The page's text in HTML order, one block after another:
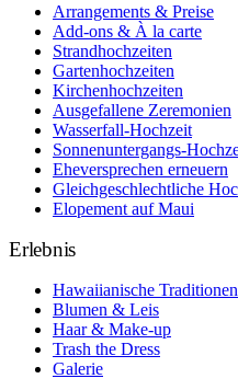
Arrangements & Preise
Add-ons & À la carte
Strandhochzeiten
Gartenhochzeiten
Kirchenhochzeiten
Ausgefallene Zeremonien
Wasserfall-Hochzeit
Sonnenuntergangs-
Eheversprechen erneuern
Gleichgeschlechtliche
Elopement auf Maui
Erlebnis
Hawaiianische Traditionen
Blumen & Leis
Haar & Make-up
Trash the Dress
Galerie